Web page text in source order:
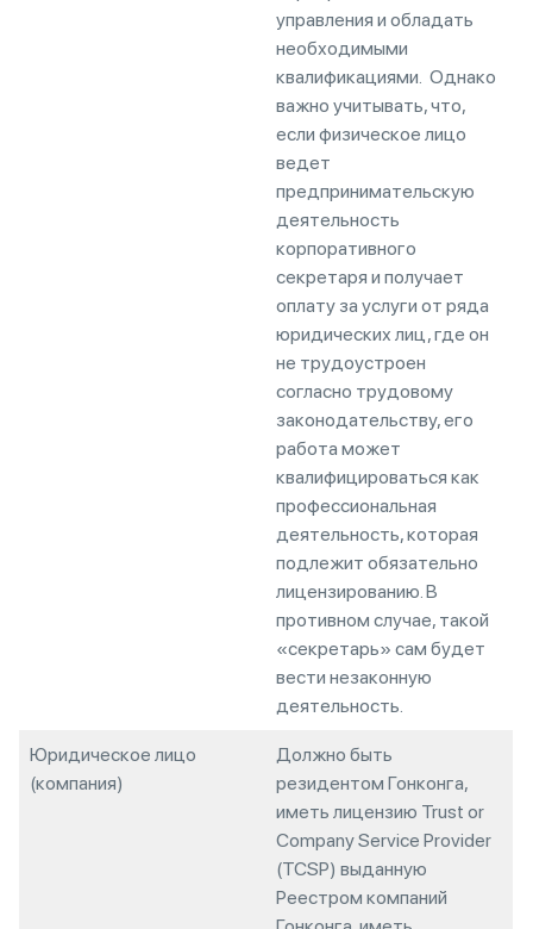
управления и обладать
необходимыми
квалификациями. Однако
важно учитывать, что,
если физическое лицо
ведет
предпринимательскую
деятельность
корпоративного
секретаря и получает
оплату за услуги от ряда
юридических лиц, где он
не трудоустроен
согласно трудовому
законодательству, его
работа может
квалифицироваться как
профессиональная
деятельность, которая
подлежит обязательно
лицензированию. В
противном случае, такой
«секретарь» сам будет
вести незаконную
деятельность.
Юридическое лицо
(компания)
Должно быть
резидентом Гонконга,
иметь лицензию Trust or
Company Service Provider
(TCSP) выданную
Реестром компаний